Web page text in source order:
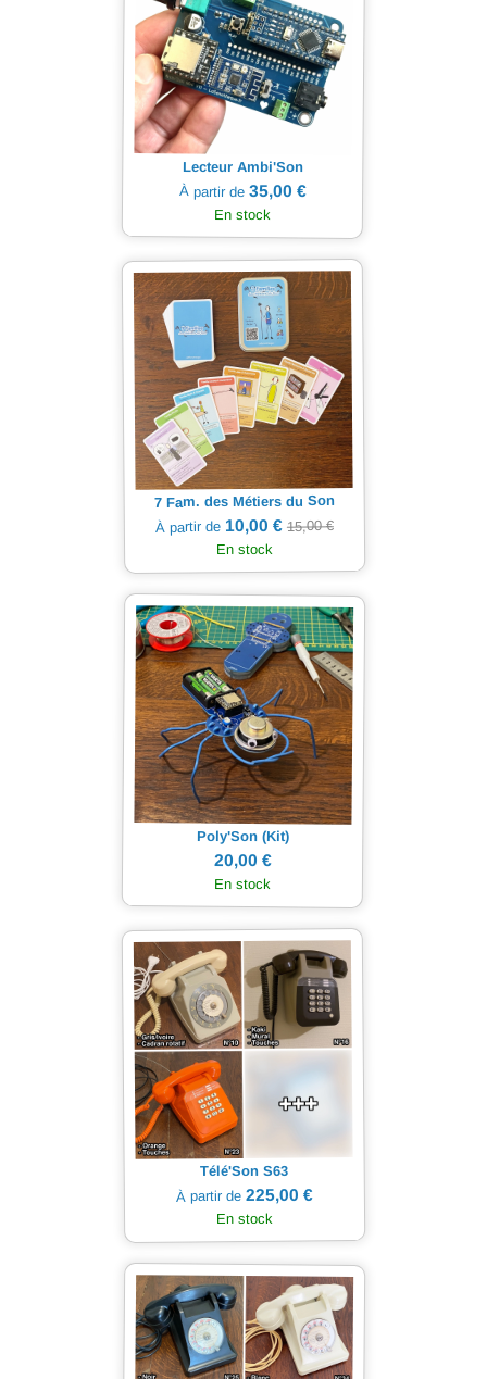
Lecteur Ambi'Son
À partir de 35,00 €
En stock
7 Fam. des Métiers du Son
À partir de 10,00 € 15,00 €
En stock
Poly'Son (Kit)
20,00 €
En stock
Télé'Son S63
À partir de 225,00 €
En stock